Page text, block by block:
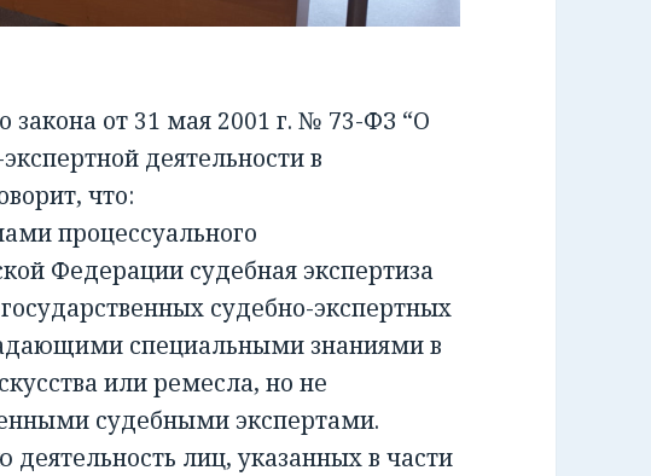
от 31 мая 2001 г. № 73-ФЗ “О
деятельности в
что:
процессуального
Федерации судебная экспертиза
судебно-экспертных
специальными знаниями в
или ремесла, но не
судебными экспертами.
лиц, указанных в части